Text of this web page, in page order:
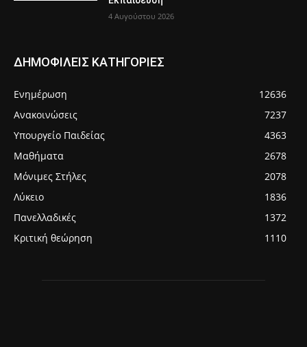
4 Αυγούστου 2026
ΔΗΜΟΦΙΛΕΙΣ ΚΑΤΗΓΟΡΙΕΣ
Ενημέρωση
12636
Ανακοινώσεις
7237
Υπουργείο Παιδείας
4363
Μαθήματα
2678
Μόνιμες Στήλες
2078
Λύκειο
1836
Πανελλαδικές
1372
Κριτική θεώρηση
1110